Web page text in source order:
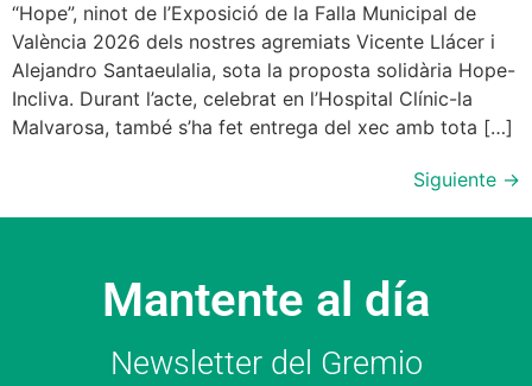
“Hope”, ninot de l’Exposició de la Falla Municipal de
València 2026 dels nostres agremiats Vicente Llácer i
Alejandro Santaeulalia, sota la proposta solidària Hope-
Incliva. Durant l’acte, celebrat en l’Hospital Clínic-la
Malvarosa, també s’ha fet entrega del xec amb tota […]
Siguiente →
Mantente al día
Newsletter del Gremio